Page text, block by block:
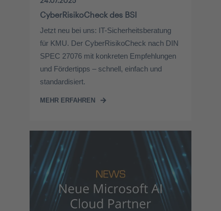
CyberRisikoCheck des BSI
Jetzt neu bei uns: IT-Sicherheitsberatung
für KMU. Der CyberRisikoCheck nach DIN
SPEC 27076 mit konkreten Empfehlungen
und Fördertipps – schnell, einfach und
standardisiert.
MEHR ERFAHREN